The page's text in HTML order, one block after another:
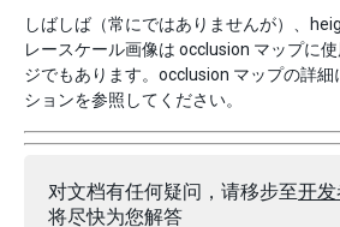
しばしば（常にではありませんが）、
レースケール画像は occlusion マップに
ジでもあります。occlusion マップの詳細
ションを参照してください。
对文档有任何疑问，请移步至开
将尽快为您解答